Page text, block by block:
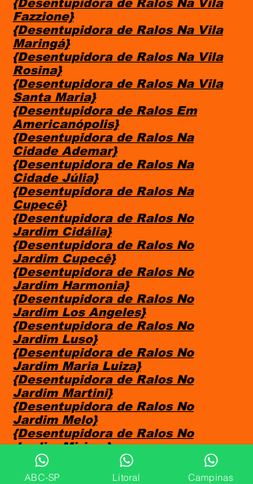
{Desentupidora de Ralos Na Vila
Fazzione}
{Desentupidora de Ralos Na Vila
Maringá}
{Desentupidora de Ralos Na Vila
Rosina}
{Desentupidora de Ralos Na Vila
Santa Maria}
{Desentupidora de Ralos Em
Americanópolis}
{Desentupidora de Ralos Na
Cidade Ademar}
{Desentupidora de Ralos Na
Cidade Júlia}
{Desentupidora de Ralos Na
Cupecê}
{Desentupidora de Ralos No
Jardim Cidália}
{Desentupidora de Ralos No
Jardim Cupecê}
{Desentupidora de Ralos No
Jardim Harmonia}
{Desentupidora de Ralos No
Jardim Los Angeles}
{Desentupidora de Ralos No
Jardim Luso}
{Desentupidora de Ralos No
Jardim Maria Luiza}
{Desentupidora de Ralos No
Jardim Martini}
{Desentupidora de Ralos No
Jardim Melo}
{Desentupidora de Ralos No
Jardim Miriam}
{Desentupidora de Ralos No
Jardim Niterói}
ABC-SP Litoral Campinas